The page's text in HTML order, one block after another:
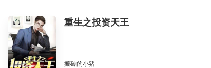
重生之投资天王
搬砖的小猪